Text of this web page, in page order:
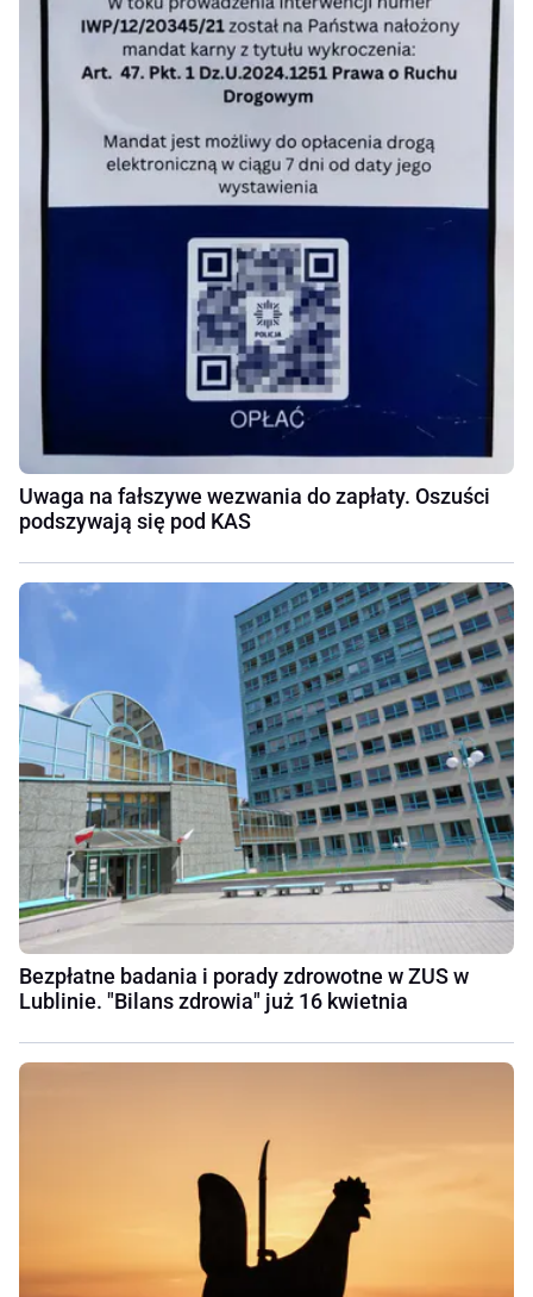
Uwaga na fałszywe wezwania do zapłaty. Oszuści
podszywają się pod KAS
Bezpłatne badania i porady zdrowotne w ZUS w
Lublinie. "Bilans zdrowia" już 16 kwietnia